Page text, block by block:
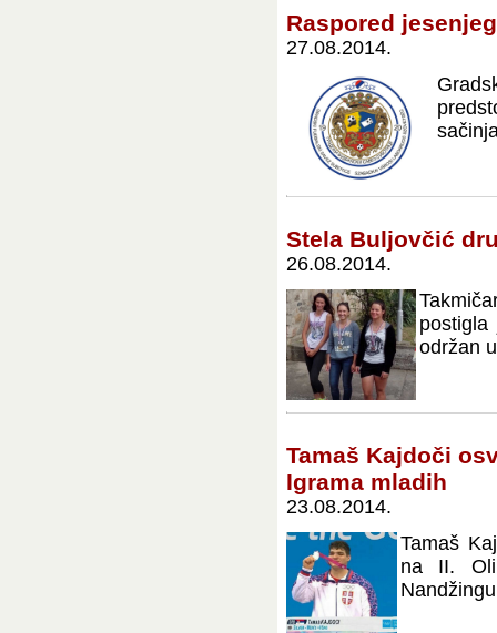
Raspored
27.08.2014.
Stela Buljovčić
26.08.2014.
održan
Tamaš Kajdoči
Igrama mladih
23.08.2014.
Tamaš
na II.